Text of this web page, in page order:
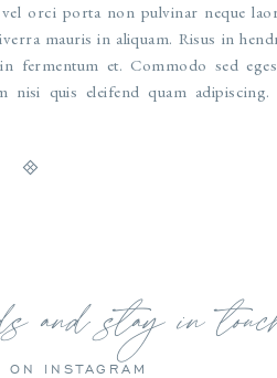
orci porta non pulvinar neque
mauris in aliquam. Risus in
fermentum et. Commodo sed
nisi quis eleifend quam
INSTAGRAM
and stay in